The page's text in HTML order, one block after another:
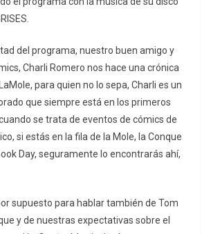
del programa, nuestro buen amigo y
Charli Romero nos hace una crónica
para quien no lo sepa, Charli es un
que siempre está en los primeros
se trata de eventos de cómics de
si estás en la fila de la Mole, la Conque
Day, seguramente lo encontrarás ahí,
supuesto para hablar también de Tom
y de nuestras expectativas sobre el